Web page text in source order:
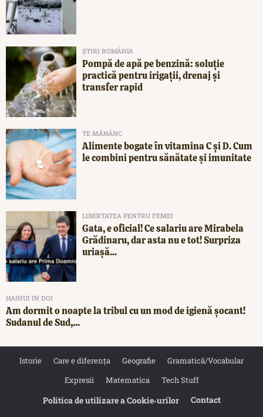
ȘTIRI ROMÂNIA
Pompă de apă pe benzină: soluție
practică pentru irigații, drenaj și
transfer rapid
TE MĂNÂNC
Alimente bogate în vitamina C și D. Cum
le combini pentru sănătate și imunitate
LIBERTATEA PENTRU FEMEI
Gata, e oficial! Ce salariu are Mirabela
Grădinaru, dar asta nu e tot! Surpriza
uriașă...
HAIHUI IN DOI
Am dormit o noapte la tribul cu un mod de igienă șocant!
Sudanul de Sud,...
Istorie Care e diferența Geografie
Gramatică/Vocabular
Expresii
Matematica Tech Stuff
Politica de utilizare a Cookie‐urilor Contact